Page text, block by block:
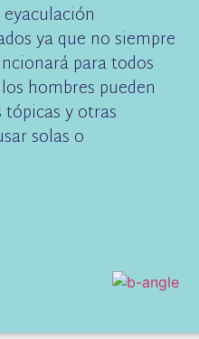
ya que no siempre
para todos
hombres pueden
y otras
solas o